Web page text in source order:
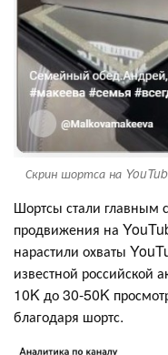
Скрин шортса на
Шортсы стали главным
продвижения на
нарастили охваты
известной российской
10K до 30-50K
благодаря шортс.